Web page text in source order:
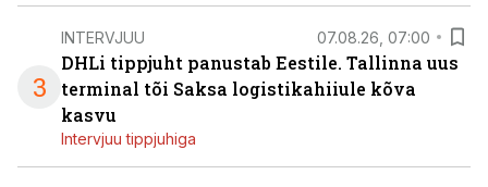
3
INTERVJUU 07.08.26, 07:00
DHLi tippjuht panustab Eestile. Tallinna uus
terminal tõi Saksa logistikahiiule kõva
kasvu
Intervjuu tippjuhiga